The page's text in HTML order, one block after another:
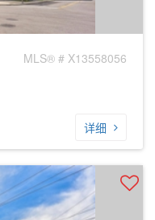
MLS® # X13558056
详细